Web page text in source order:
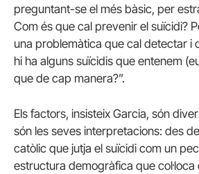
preguntant-se el més bàsic, per
Com és que cal prevenir el suïcidi?
una problemàtica que cal detectar i
hi ha alguns suïcidis que entenem
que de cap manera?”.
Els factors, insisteix Garcia, són
són les seves interpretacions: des
catòlic que jutja el suïcidi com un
estructura demogràfica que